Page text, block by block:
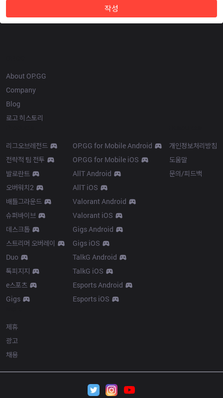
작성
About OP.GG
Company
Blog
로고 히스토리
리그오브레전드
전략적 팀 전투
발로란트
오버워치2
배틀그라운드
슈퍼바이브
데스크톱
스트리머 오버레이
Duo
톡피지지
e스포츠
Gigs
OP.GG for Mobile Android
OP.GG for Mobile iOS
AllT Android
AllT iOS
Valorant Android
Valorant iOS
Gigs Android
Gigs iOS
TalkG Android
TalkG iOS
Esports Android
Esports iOS
개인정보처리방침
도움말
문의/피드백
제휴
광고
채용